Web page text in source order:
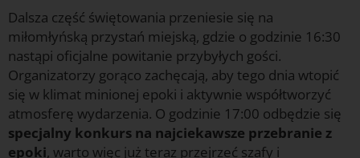
Dalsza część świętowania przeniesie się na
miłomłyńską przystań miejską, gdzie o godzinie 16:30
nastąpi oficjalne powitanie przybyłych gości.
Organizatorzy gorąco zachęcają, aby tego dnia wtopić
się w klimat minionej epoki i aktywnie współtworzyć
atmosferę wydarzenia. O godzinie 17:00 odbędzie się
specjalny konkurs na najciekawsze przebranie z
epoki, warto więc już teraz przejrzeć szafy i